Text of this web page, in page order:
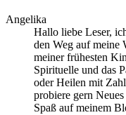
Angelika
Hallo liebe Leser,
den Weg auf meine
meiner frühesten
Spirituelle und das
oder Heilen mit
probiere gern
Spaß auf meinem